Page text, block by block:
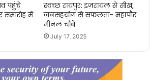
पहुंचे
समारोह में
स्वच्छ रायपुर: इज़रायल से सीख,
जनसहयोग से सफलता- महापौर
मीनल चौबे
July 17, 2025